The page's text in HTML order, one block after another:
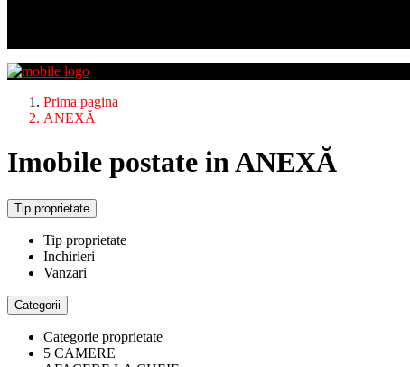
Prima pagina
ANEXĂ
Imobile postate in ANEXĂ
Tip proprietate
Tip proprietate
Inchirieri
Vanzari
Categorii
Categorie proprietate
5 CAMERE